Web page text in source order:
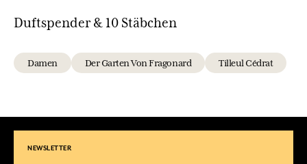
Duftspender & 10 Stäbchen
Damen Der Garten Von Fragonard Tilleul Cédrat
NEWSLETTER